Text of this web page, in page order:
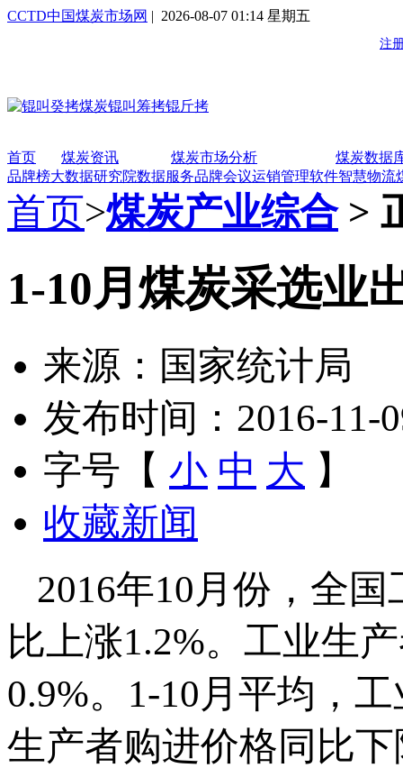
CCTD中国煤炭市场网 | 2026-08-07 01:14 星期五
首页 煤炭资讯 煤炭市场分析
煤炭数据
品牌榜大数据研究院数据服务品牌会议运销管理软件智慧物流
首页>煤炭产业综合>
1-10月煤炭采选业
来源：国家统计局
发布时间：2016-11-
字号【 小 中 大 】
收藏新闻
2016年10月份，全
比上涨1.2%。工业生
0.9%。1-10月平均，
生产者购进价格同比下